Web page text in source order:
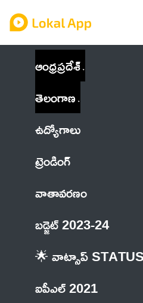
ఆంధ్రప్రదేశ్
తెలంగాణ
ఉద్యోగాలు
ట్రెండింగ్
వాతావరణం
బడ్జెట్ 2023-24
🌟 వాట్సాప్ STATUS
ఐపీఎల్ 2021